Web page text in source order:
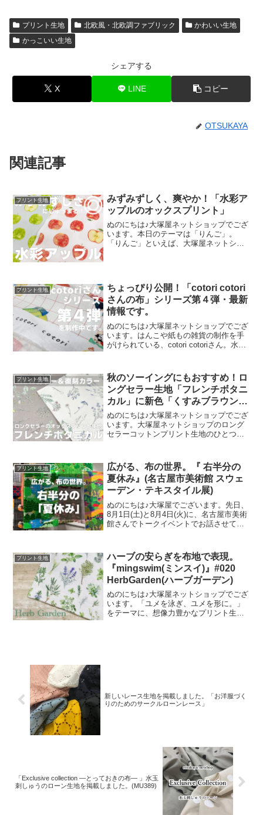
プリント生地 北欧風・北欧調ファブリック
かわいい生地
かっこいい生地
シェアする
X LINE コピー
OTSUKAYA
関連記事
プリント生地
みずみずしく、爽やか！「水彩ア
ップルのオックスプリント」
ぬのにちは♪大塚屋ネットショップでござ
います。本日のテーマは「りんご」。
「りんご」といえば、大塚屋ネットショ
のオックスプリント」です
プリント生地
ちょっぴり公開！「cotori cotori
さんの布」シリーズ第４弾・最新
情報です。
ぬのにちは♪大塚屋ネットショップでござ
います。はんこや紙もの雑貨の制作を手
がけられている、cotori cotoriさん。水彩
開されています。cotori cotori
プリント生地
秋のソーイングにもおすすめ！ロ
ングセラー生地「フレンチボタニ
カル」に新色「くすみブラウン」
が登場！
ぬのにちは♪大塚屋ネットショップでござ
います。大塚屋ネットショップのロング
セラーコットンプリント生地のひとつ
た「ペールピンク」の再販が、この度決
定いたしました。2026
プリント生地
広がる、布の世界。『 右半分の
夏休み』(名古屋市美術館 スウェ
ーデン・テキスタイル展)
ぬのにちは♪大塚屋でございます。先日、
8月1日(土)と8月4日(火)に、名古屋市美術
館さんでトークイベントでお話させてい
客さまにご来場いただきましたことを御
礼申し上
プリント生地
ハーブの安らぎを布地で表現。
『mingswim(ミンスイ)』#020
HerbGarden(ハーブガーデン)
ぬのにちは♪大塚屋ネットショップでござ
います。「ユメを泳ぎ、ユメを形に。」
をテーマに、想像力豊かなプリント生地
新しいレース生地を掲載しました。「お洋服づく
りのためのサークルローンレース」
「Exclusive collection ―とっておきの布― 」水玉
刺しゅうのローン生地を掲載しました。(MU389)